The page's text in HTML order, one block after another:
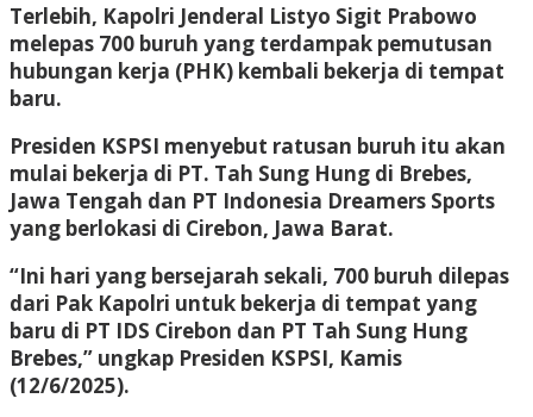
Terlebih, Kapolri Jenderal Listyo Sigit Prabowo
melepas 700 buruh yang terdampak pemutusan
hubungan kerja (PHK) kembali bekerja di tempat
baru.
Presiden KSPSI menyebut ratusan buruh itu akan
mulai bekerja di PT. Tah Sung Hung di Brebes,
Jawa Tengah dan PT Indonesia Dreamers Sports
yang berlokasi di Cirebon, Jawa Barat.
“Ini hari yang bersejarah sekali, 700 buruh dilepas
dari Pak Kapolri untuk bekerja di tempat yang
baru di PT IDS Cirebon dan PT Tah Sung Hung
Brebes,” ungkap Presiden KSPSI, Kamis
(12/6/2025).